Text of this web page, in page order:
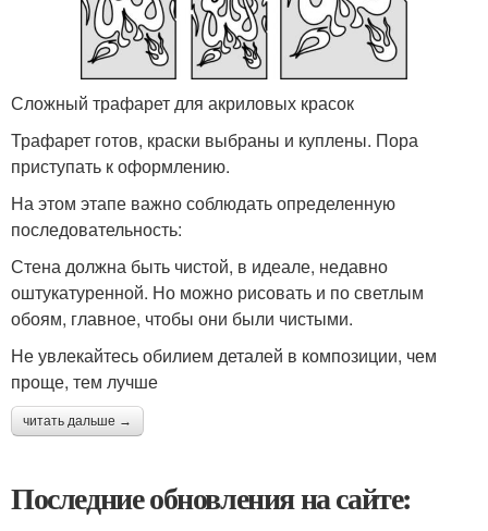
Сложный трафарет для акриловых красок
Трафарет готов, краски выбраны и куплены. Пора
приступать к оформлению.
На этом этапе важно соблюдать определенную
последовательность:
Стена должна быть чистой, в идеале, недавно
оштукатуренной. Но можно рисовать и по светлым
обоям, главное, чтобы они были чистыми.
Не увлекайтесь обилием деталей в композиции, чем
проще, тем лучше
читать дальше →
Последние обновления на сайте: